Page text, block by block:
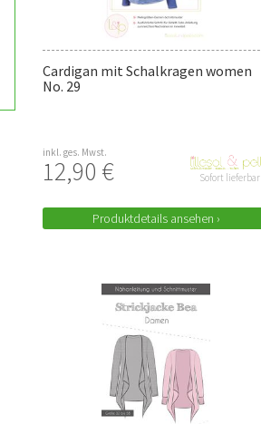
Cardigan mit Schalkragen women
No. 29
inkl. ges. Mwst.
12,90 € Sofort lieferbar
Produktdetails ansehen ›